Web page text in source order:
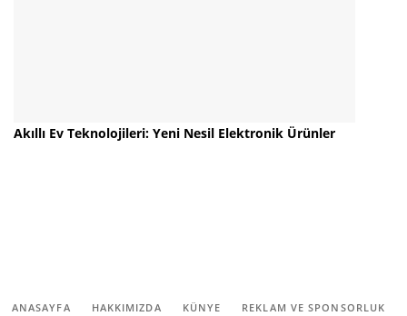
Akıllı Ev Teknolojileri: Yeni Nesil Elektronik Ürünler
ANASAYFA HAKKIMIZDA KÜNYE
REKLAM VE SPONSORLUK